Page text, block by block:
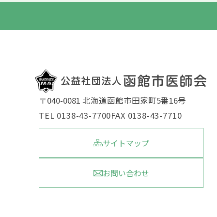
〒040-0081 北海道函館市田家町5番16号
TEL 0138-43-7700FAX 0138-43-7710
サイトマップ
お問い合わせ